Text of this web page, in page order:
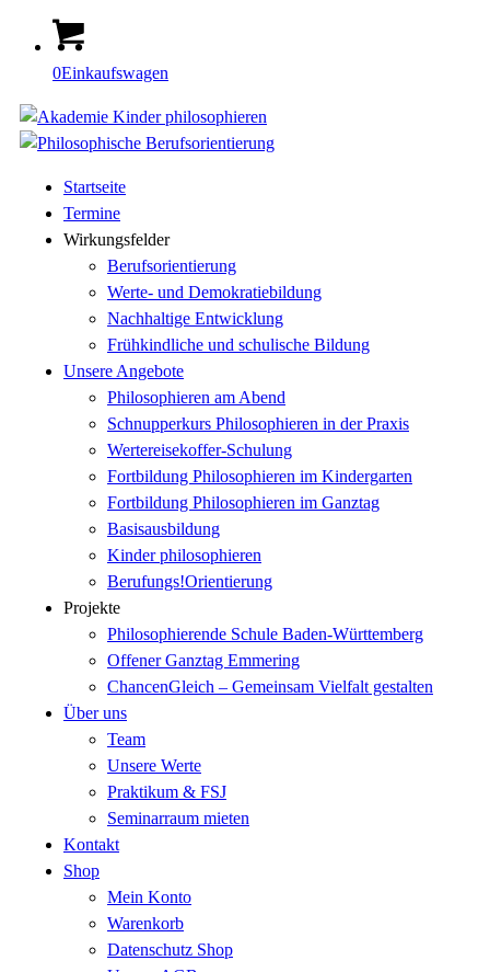
0Einkaufswagen
Startseite
Termine
Wirkungsfelder
Berufsorientierung
Werte- und Demokratiebildung
Nachhaltige Entwicklung
Frühkindliche und schulische Bildung
Unsere Angebote
Philosophieren am Abend
Schnupperkurs Philosophieren in der Praxis
Wertereisekoffer-Schulung
Fortbildung Philosophieren im Kindergarten
Fortbildung Philosophieren im Ganztag
Basisausbildung
Kinder philosophieren
Berufungs!Orientierung
Projekte
Philosophierende Schule Baden-Württemberg
Offener Ganztag Emmering
ChancenGleich – Gemeinsam Vielfalt gestalten
Über uns
Team
Unsere Werte
Praktikum & FSJ
Seminarraum mieten
Kontakt
Shop
Mein Konto
Warenkorb
Datenschutz Shop